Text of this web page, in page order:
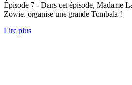
Épisode 7 - Dans cet épisode, Madame
Zowie, organise une grande Tombala !
Lire plus